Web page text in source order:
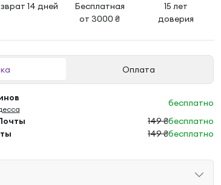
14 дней
Бесплатная
от 3000 ₴
15 лет
доверия
Оплата
бесплатно
149 ₴бесплатно
149 ₴бесплатно